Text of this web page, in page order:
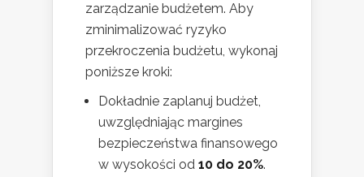
zarządzanie budżetem. Aby
zminimalizować ryzyko
przekroczenia budżetu, wykonaj
poniższe kroki:
Dokładnie zaplanuj budżet,
uwzględniając margines
bezpieczeństwa finansowego
w wysokości od 10 do 20%.